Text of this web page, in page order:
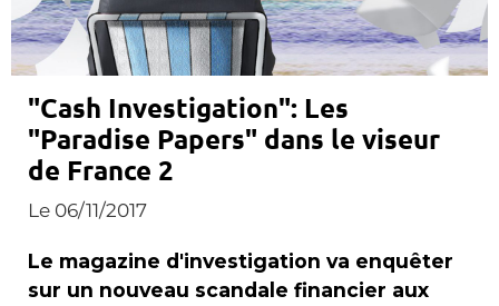
"Cash Investigation": Les
"Paradise Papers" dans le viseur
de France 2
Le 06/11/2017
Le magazine d'investigation va enquêter
sur un nouveau scandale financier aux